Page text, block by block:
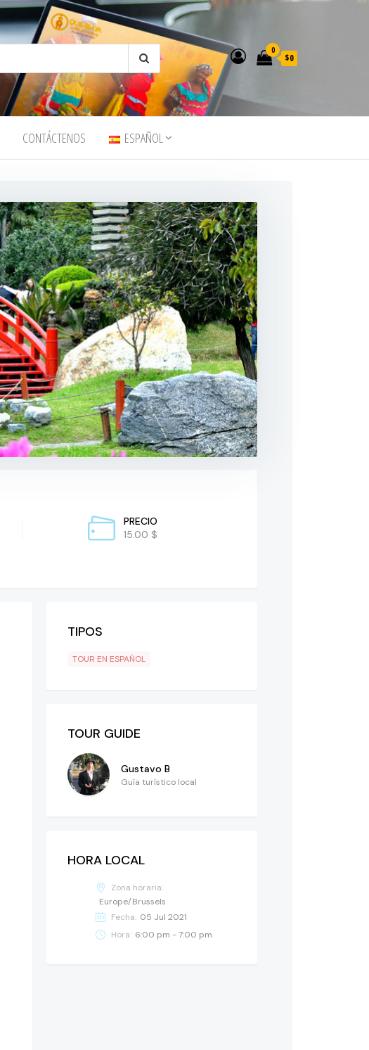
0
$0
CONTÁCTENOS ESPAÑOL
PRECIO
15.00 $
TIPOS
TOUR EN ESPAÑOL
TOUR GUIDE
Gustavo B
Guía turístico local
HORA LOCAL
Zona horaria:
Europe/Brussels
Fecha: 05 Jul 2021
Hora: 6:00 pm - 7:00 pm